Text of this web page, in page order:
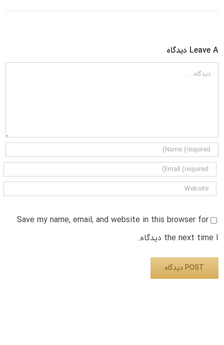
Leave A دیدگاه
دیدگاه
Save my name, email, and website in this browser for
the next time I دیدگاه.